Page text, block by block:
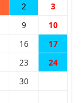
2 3
9 10
16 17
23 24
30